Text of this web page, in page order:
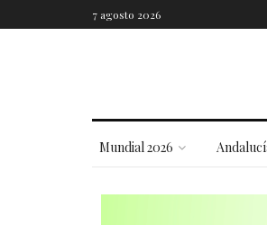
7 agosto 2026
Mundial 2026